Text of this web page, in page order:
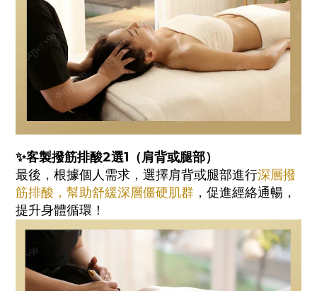
✨客製撥筋排酸2選1（肩背或腿部）
最後，根據個人需求，選擇肩背或腿部進行深層撥
筋排酸，幫助舒緩深層僵硬肌群 ，促進經絡通暢，
提升身體循環！